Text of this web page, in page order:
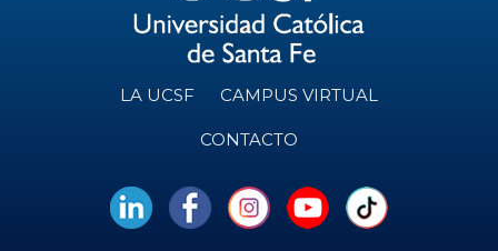
LA UCSF CAMPUS VIRTUAL
CONTACTO